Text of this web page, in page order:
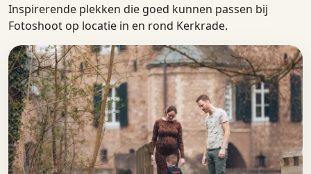
Inspirerende plekken die goed kunnen passen bij
Fotoshoot op locatie in en rond Kerkrade.